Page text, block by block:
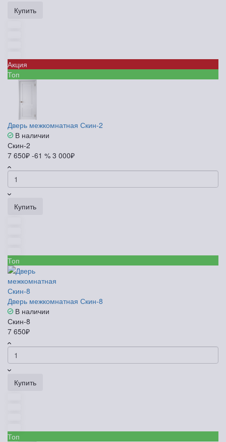
Купить
Акция
Топ
Дверь межкомнатная Скин-2
В наличии
Скин-2
7 650₽ -61 % 3 000₽
Купить
Топ
Дверь межкомнатная Скин-8
В наличии
Скин-8
7 650₽
Купить
Топ